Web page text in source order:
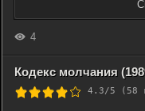
4
Кодекс молчания
4.3/5 (58